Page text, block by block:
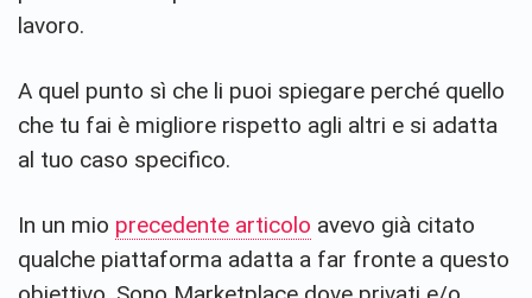
lavoro.
A quel punto sì che li puoi spiegare perché quello
che tu fai è migliore rispetto agli altri e si adatta
al tuo caso specifico.
In un mio precedente articolo avevo già citato
qualche piattaforma adatta a far fronte a questo